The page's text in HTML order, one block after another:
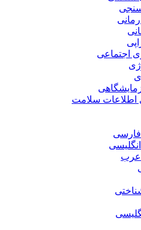
سنجی
اجتماعی
اطلاعات سلامت
فارسی
انگلیسی
عرب